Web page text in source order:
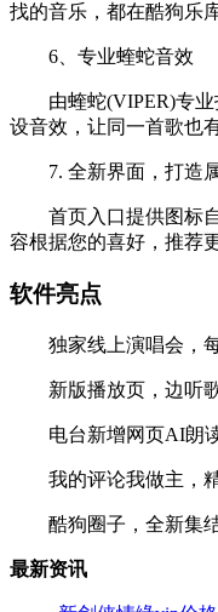
找的音乐，都在酷狗乐
6、专业蝰蛇音效
由蝰蛇(VIPER)专业
设音效，让同一首歌也
7. 全新界面，打造
首页入口提供图标自
容根据您的喜好，推荐
软件亮点
独家线上演唱会，每
新版播放页，边听歌
电台新增网页AI朗读
我的评论我做主，精
酷狗圈子，全新集结
最新资讯